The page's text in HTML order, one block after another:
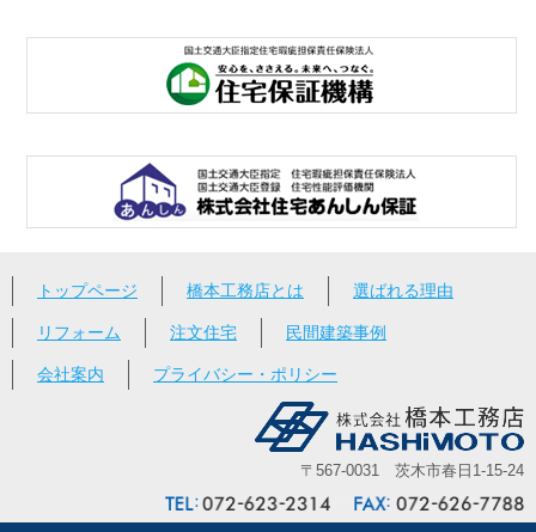
トップページ 橋本工務店とは 選ばれる理由
リフォーム 注文住宅 民間建築事例
会社案内 プライバシー・ポリシー
〒567-0031 茨木市春日1-15-24